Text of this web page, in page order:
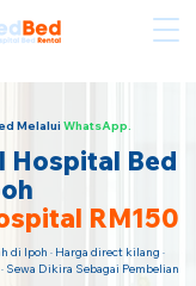
MelaluiWhatsApp.
Hospital Bed
RM150
di Ipoh · Harga direct kilang ·
Sewa Dikira Sebagai Pembelian